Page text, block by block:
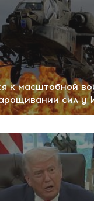
к масштабной
сил у